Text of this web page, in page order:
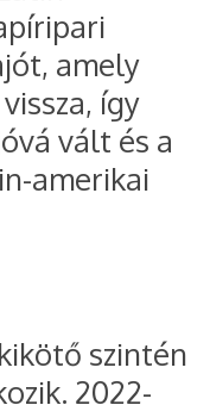
amely
így
vált és a
amerikai
szintén
2022-